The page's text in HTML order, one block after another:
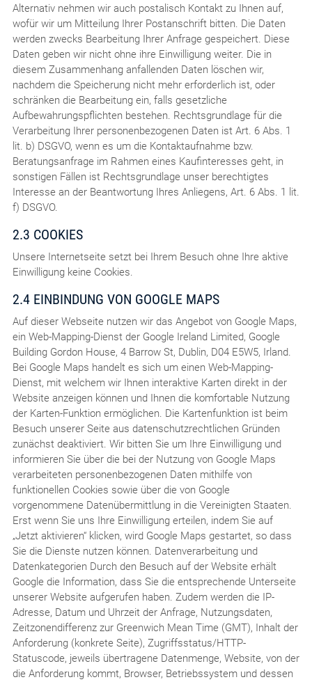
Alternativ nehmen wir auch postalisch Kontakt zu Ihnen auf,
wofür wir um Mitteilung Ihrer Postanschrift bitten. Die Daten
werden zwecks Bearbeitung Ihrer Anfrage gespeichert. Diese
Daten geben wir nicht ohne ihre Einwilligung weiter. Die in
diesem Zusammenhang anfallenden Daten löschen wir,
nachdem die Speicherung nicht mehr erforderlich ist, oder
schränken die Bearbeitung ein, falls gesetzliche
Aufbewahrungspflichten bestehen. Rechtsgrundlage für die
Verarbeitung Ihrer personenbezogenen Daten ist Art. 6 Abs. 1
lit. b) DSGVO, wenn es um die Kontaktaufnahme bzw.
Beratungsanfrage im Rahmen eines Kaufinteresses geht, in
sonstigen Fällen ist Rechtsgrundlage unser berechtigtes
Interesse an der Beantwortung Ihres Anliegens, Art. 6 Abs. 1 lit.
f) DSGVO.
2.3 COOKIES
Unsere Internetseite setzt bei Ihrem Besuch ohne Ihre aktive
Einwilligung keine Cookies.
2.4 EINBINDUNG VON GOOGLE MAPS
Auf dieser Webseite nutzen wir das Angebot von Google Maps,
ein Web-Mapping-Dienst der Google Ireland Limited, Google
Building Gordon House, 4 Barrow St, Dublin, D04 E5W5, Irland.
Bei Google Maps handelt es sich um einen Web-Mapping-
Dienst, mit welchem wir Ihnen interaktive Karten direkt in der
Website anzeigen können und Ihnen die komfortable Nutzung
der Karten-Funktion ermöglichen. Die Kartenfunktion ist beim
Besuch unserer Seite aus datenschutzrechtlichen Gründen
zunächst deaktiviert. Wir bitten Sie um Ihre Einwilligung und
informieren Sie über die bei der Nutzung von Google Maps
verarbeiteten personenbezogenen Daten mithilfe von
funktionellen Cookies sowie über die von Google
vorgenommene Datenübermittlung in die Vereinigten Staaten.
Erst wenn Sie uns Ihre Einwilligung erteilen, indem Sie auf
„Jetzt aktivieren“ klicken, wird Google Maps gestartet, so dass
Sie die Dienste nutzen können. Datenverarbeitung und
Datenkategorien Durch den Besuch auf der Website erhält
Google die Information, dass Sie die entsprechende Unterseite
unserer Website aufgerufen haben. Zudem werden die IP-
Adresse, Datum und Uhrzeit der Anfrage, Nutzungsdaten,
Zeitzonendifferenz zur Greenwich Mean Time (GMT), Inhalt der
Anforderung (konkrete Seite), Zugriffsstatus/HTTP-
Statuscode, jeweils übertragene Datenmenge, Website, von der
die Anforderung kommt, Browser, Betriebssystem und dessen